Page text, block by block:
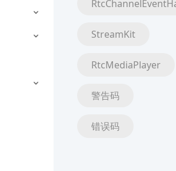
StreamKit
RtcMediaPlayer
警告码
错误码